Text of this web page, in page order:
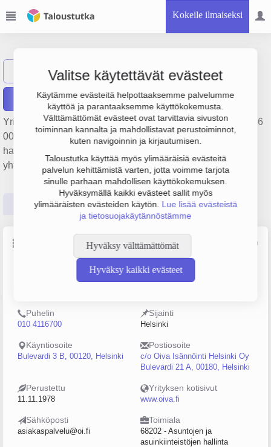
Kokeile ilmaiseksi
Valitse käytettävät evästeet
Käytämme evästeitä helpottaaksemme palvelumme
käyttöä ja parantaaksemme käyttökokemusta.
Välttämättömät evästeet ovat tarvittavia sivuston
toiminnan kannalta ja mahdollistavat perustoiminnot,
kuten navigoinnin ja kirjautumisen.
Taloustutka käyttää myös ylimääräisiä evästeitä
palvelun kehittämistä varten, jotta voimme tarjota
sinulle parhaan mahdollisen käyttökokemuksen.
Hyväksymällä kaikki evästeet sallit myös
ylimääräisten evästeiden käytön. Lue lisää evästeistä
ja tietosuojakäytännöstämme
Hyväksy välttämättömät
Hyväksy kaikki evästeet
Näytä haku Viidentalo Oy
Raportit
Yrityksen Viidentalo Oy liikevaihto on 280 000 € ja tulos -136
000 €. Sen päätoimiala on Asuntojen ja asuinkiinteistöjen
hallinta, perustamisvuosi 1978 ja sijainti Helsinki. Yrityksen
yhtiömuoto Keskinäinen kiinteistöosakeyhtiö (KKOY).
Perustiedot Tilinpäätösluvut Päättäjätiedot
Lähde: YTJ, PRH, Traficom
Yritysmuoto
Keskinäinen
Puhelin
010 4116700
Sijainti
Helsinki
Käyntiosoite
Bulevardi 3 B, 00120, Helsinki
Postiosoite
c/o Oiva Isännöinti Helsinki Oy
Bulevardi 21 A, 00180, Helsinki
Perustettu
11.11.1978
Yrityksen kotisivut
www.oiva.fi
Sähköposti
asiakaspalvelu@oi.fi
Toimiala
68202 - Asuntojen ja
asuinkiinteistöjen hallinta